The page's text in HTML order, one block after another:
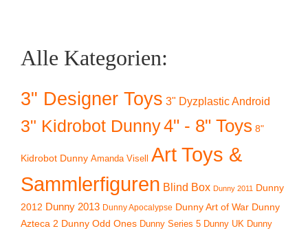
Alle Kategorien:
3" Designer Toys 3" Dyzplastic Android
3" Kidrobot Dunny4" - 8" Toys 8"
Kidrobot Dunny Amanda Visell Art Toys &
Sammlerfiguren Blind Box Dunny 2011 Dunny
2012 Dunny 2013 Dunny Apocalypse Dunny Art of War Dunny
Azteca 2 Dunny Odd Ones Dunny Series 5 Dunny UK Dunny